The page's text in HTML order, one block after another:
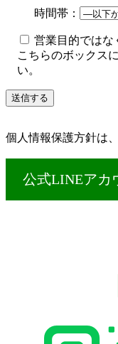
時間帯：
営業目的ではな
こちらのボックス
い。
個人情報保護方針は、
公式LINEアカ